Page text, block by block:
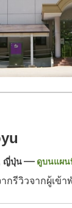
ญี่ปุ่น ดูบนแผน
กรีวิวจากผู้เ